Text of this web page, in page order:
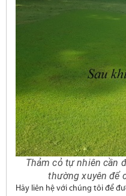
Thảm cỏ tự nhiên cần
thường xuyên để
Hãy liên hệ với chúng tôi để